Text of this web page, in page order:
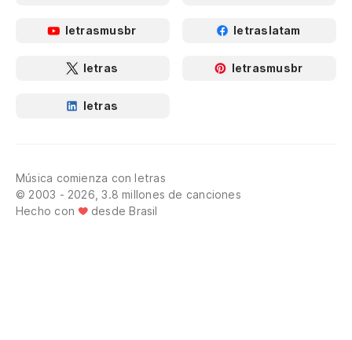
letrasmusbr letraslatam
letras letrasmusbr
letras
Música comienza con letras
© 2003 - 2026, 3.8 millones de canciones
Hecho con
desde Brasil